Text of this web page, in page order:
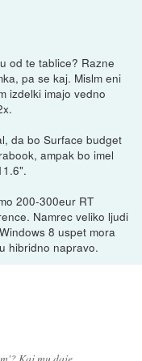
od te tablice? Razne
pa se kaj. Mislm eni
izdelki imajo vedno
da bo Surface budget
ampak bo imel
200-300eur RT
Namrec veliko ljudi
8 uspet mora
hibridno napravo.